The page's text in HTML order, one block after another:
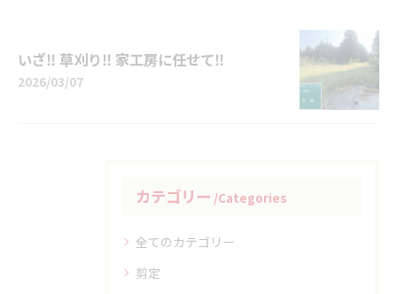
いざ‼️ 草刈り‼️ 家工房に任せて‼️
2026/03/07
カテゴリー Categories
全てのカテゴリー
剪定